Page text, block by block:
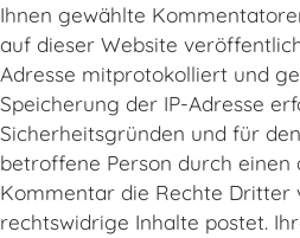
Ihnen gewählte
auf dieser Website
Adresse mitprotokolliert und
Speicherung der IP-Adresse
Sicherheitsgründen und für
betroffene Person durch einen
Kommentar die Rechte Dritter
rechtswidrige Inhalte postet.